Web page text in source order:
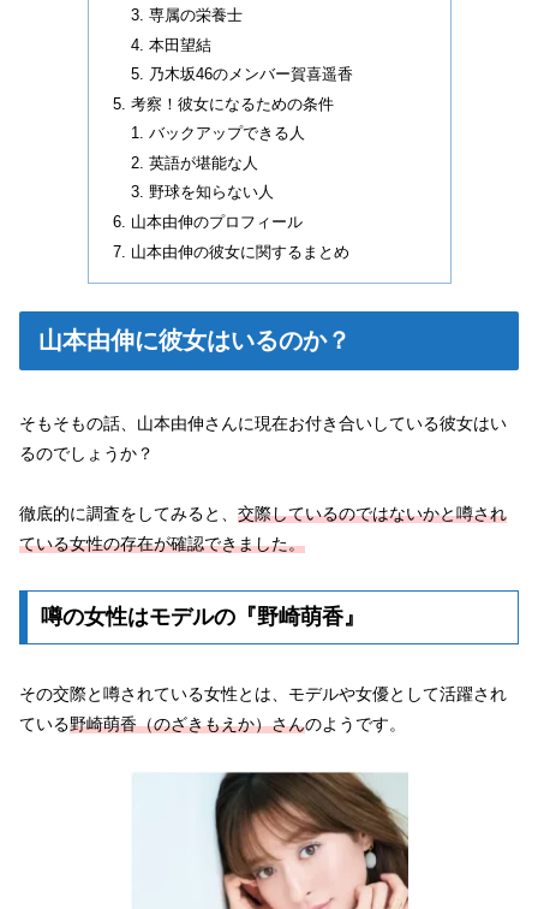
専属の栄養士
本田望結
乃木坂46のメンバー賀喜遥香
考察！彼女になるための条件
バックアップできる人
英語が堪能な人
野球を知らない人
山本由伸のプロフィール
山本由伸の彼女に関するまとめ
山本由伸に彼女はいるのか？
そもそもの話、山本由伸さんに現在お付き合いしている彼女はい
るのでしょうか？
徹底的に調査をしてみると、 交際しているのではないかと噂され
ている女性の存在が確認できました。
噂の女性はモデルの『野崎萌香』
その交際と噂されている女性とは、モデルや女優として活躍され
ている野崎萌香（のざきもえか）さんのようです。